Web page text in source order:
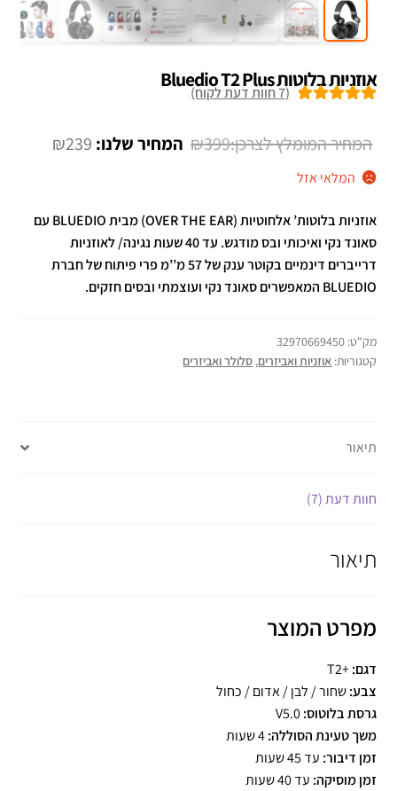
אוזניות בלוטות Bluedio T2 Plus
לקוחות
(
7חוות דעת לקוח)
₪399
המחיר
₪399.
₪239 המחיר
₪239.
המלאי אזל
אוזניות בלוטות’ אלחוטיות (OVER THE EAR) מבית BLUEDIO עם
סאונד נקי ואיכותי ובס מודגש. עד 40 שעות נגינה/ לאוזניות
דרייברים דינמיים בקוטר ענק של 57 מ’’מ פרי פיתוח של חברת
BLUEDIO המאפשרים סאונד נקי ועוצמתי ובסים חזקים.
מק"ט: 32970669450
קטגוריות: אוזניות ואביזרים, סלולר ואביזרים
תיאור
חוות דעת (7)
תיאור
מפרט המוצר
דגם:+T2
צבע:שחור / לבן / אדום / כחול
גרסת בלוטוס:V5.0
משך טעינת הסוללה:4 שעות
זמן דיבור: עד 45 שעות
זמן מוסיקה: עד 40 שעות